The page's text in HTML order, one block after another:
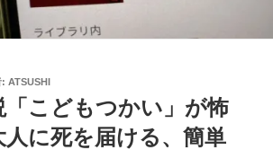
: ATSUSHI
「こどもつかい」が怖
人に死を届ける、簡単